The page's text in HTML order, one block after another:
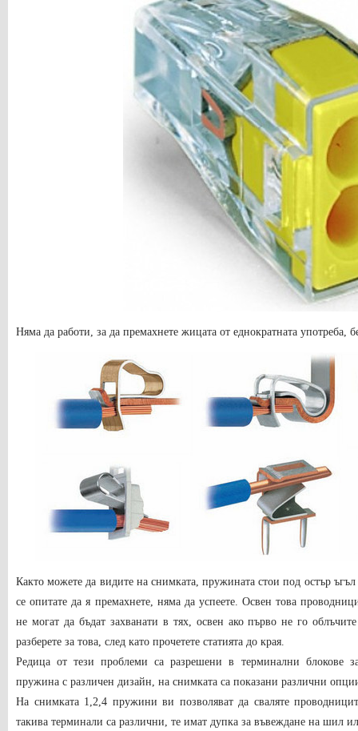
Няма да работи, за да премахнете жицата от еднократната употреба,
Както можете да видите на снимката, пружината стои под остър
се опитате да я премахнете, няма да успеете. Освен това
не могат да бъдат захванати в тях, освен ако първо не го
разберете за това, след като прочетете статията до края.
Редица от тези проблеми са разрешени в терминални блокове
пружина с различен дизайн, на снимката са показани различни
На снимката 1,2,4 пружини ви позволяват да сваляте
такива терминали са различни, те имат дупка за въвеждане на шил